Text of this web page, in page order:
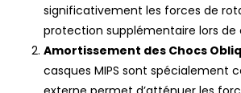
significativement les forces de
protection supplémentaire lors de
Amortissement des Chocs
casques MIPS sont spécialement